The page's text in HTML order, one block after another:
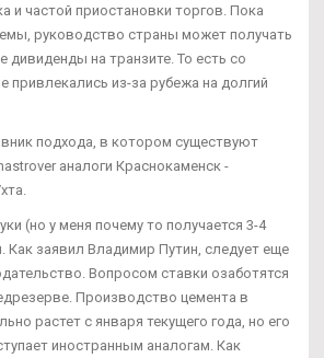
и частой приостановки торгов. Пока
руководство страны может получать
дивиденды на транзите. То есть со
привлекались из-за рубежа на долгий
подхода, в котором существуют
аналоги Краснокаменск -
(но у меня почему то получается 3-4
Как заявил Владимир Путин, следует еще
Вопросом ставки озаботятся
Производство цемента в
растет с января текущего года, но его
иностранным аналогам. Как